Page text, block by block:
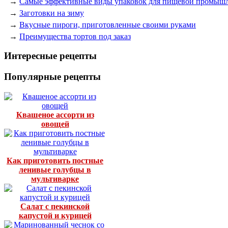
→ Заготовки на зиму
→ Вкусные пироги, приготовленные своими руками
→ Преимущества тортов под заказ
Интересные рецепты
Популярные рецепты
Квашеное ассорти из
овощей
Как приготовить постные
ленивые голубцы в
мультиварке
Салат с пекинской
капустой и курицей